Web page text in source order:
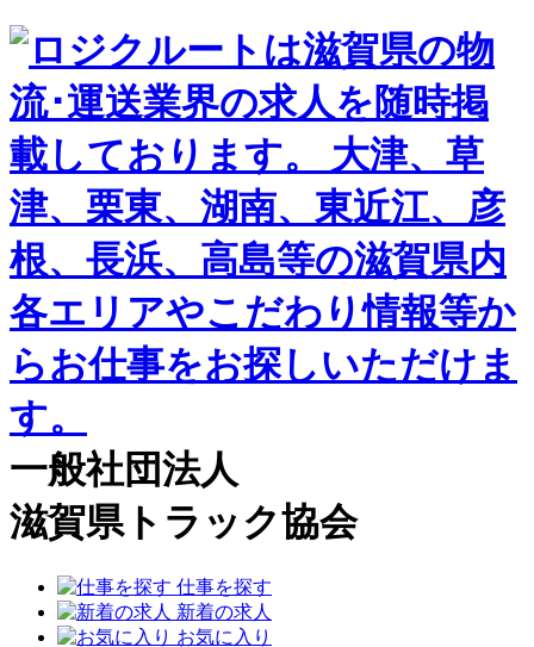
一般社団法人
滋賀県トラック協会
仕事を探す
新着の求人
お気に入り